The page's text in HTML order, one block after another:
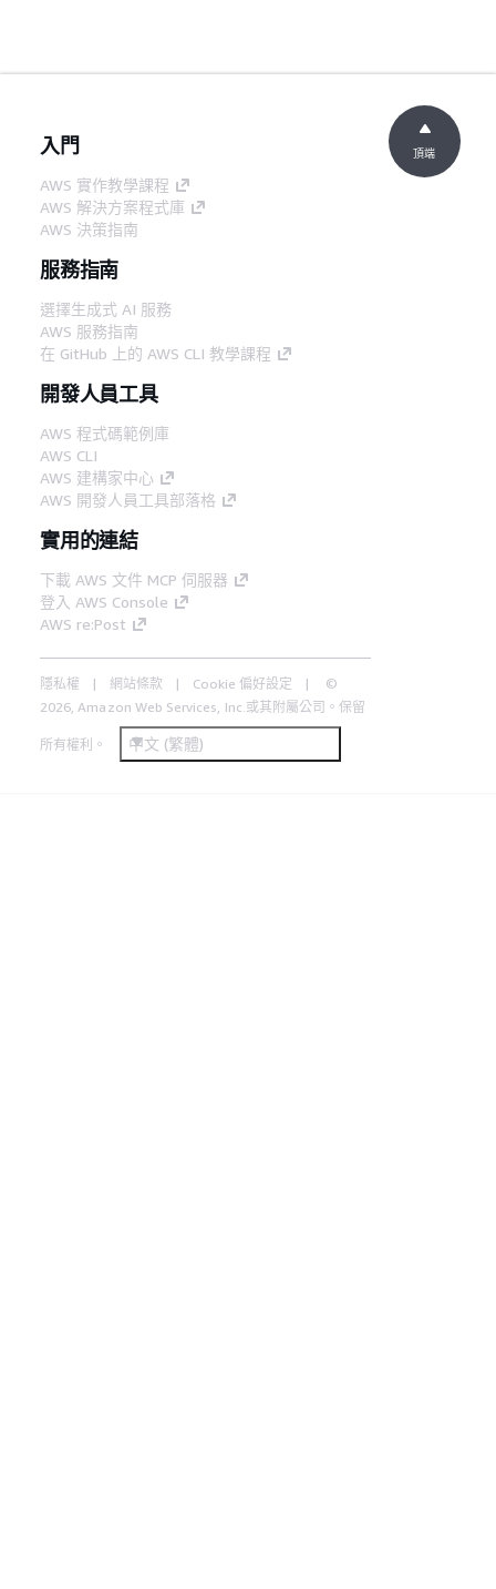
入門
AWS 實作教學課程
AWS 解決方案程式庫
AWS 決策指南
服務指南
選擇生成式 AI 服務
AWS 服務指南
在 GitHub 上的 AWS CLI 教學課程
開發人員工具
AWS 程式碼範例庫
AWS CLI
AWS 建構家中心
AWS 開發人員工具部落格
實用的連結
下載 AWS 文件 MCP 伺服器
登入 AWS Console
AWS re:Post
隱私權 網站條款 Cookie 偏好設定
©
2026, Amazon Web Services, Inc.或其附屬公司。保留
所有權利。 中文 (繁體)
頂端